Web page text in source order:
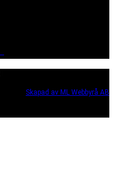
Skapad av ML Webbyrå AB